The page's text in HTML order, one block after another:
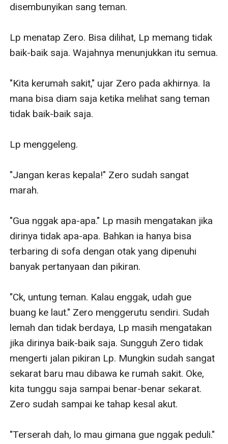
disembunyikan sang teman.
Lp menatap Zero. Bisa dilihat, Lp memang tidak
baik-baik saja. Wajahnya menunjukkan itu semua.
"Kita kerumah sakit," ujar Zero pada akhirnya. Ia
mana bisa diam saja ketika melihat sang teman
tidak baik-baik saja.
Lp menggeleng.
"Jangan keras kepala!" Zero sudah sangat
marah.
"Gua nggak apa-apa." Lp masih mengatakan jika
dirinya tidak apa-apa. Bahkan ia hanya bisa
terbaring di sofa dengan otak yang dipenuhi
banyak pertanyaan dan pikiran.
"Ck, untung teman. Kalau enggak, udah gue
buang ke laut." Zero menggerutu sendiri. Sudah
lemah dan tidak berdaya, Lp masih mengatakan
jika dirinya baik-baik saja. Sungguh Zero tidak
mengerti jalan pikiran Lp. Mungkin sudah sangat
sekarat baru mau dibawa ke rumah sakit. Oke,
kita tunggu saja sampai benar-benar sekarat.
Zero sudah sampai ke tahap kesal akut.
"Terserah dah, lo mau gimana gue nggak peduli."